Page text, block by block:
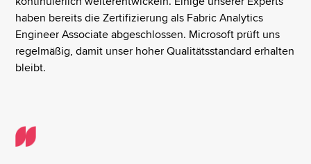
haben bereits die Zertifizierung als Fabric Analytics
Engineer Associate abgeschlossen. Microsoft prüft uns
regelmäßig, damit unser hoher Qualitätsstandard erhalten
bleibt.